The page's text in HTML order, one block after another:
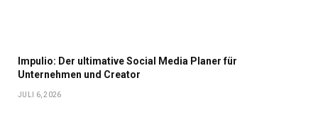
Impulio: Der ultimative Social Media Planer für
Unternehmen und Creator
JULI 6, 2026